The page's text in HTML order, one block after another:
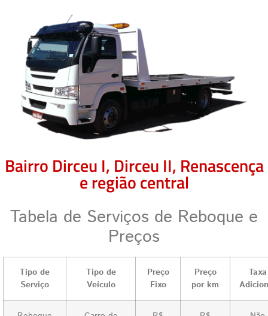
Bairro Dirceu I, Dirceu II, Renascença
e região central
Tabela de Serviços de Reboque e
Preços
Tipo de
Serviço
Tipo de
Veículo
Preço
Fixo
Preço
por km
Taxa